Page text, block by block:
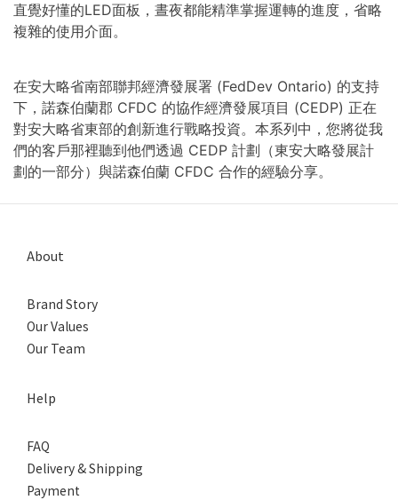
直覺好懂的LED面板，晝夜都能精準掌握運轉的進度，省略
複雜的使用介面。
在安大略省南部聯邦經濟發展署 (FedDev Ontario) 的支持
下，諾森伯蘭郡 CFDC 的協作經濟發展項目 (CEDP) 正在
對安大略省東部的創新進行戰略投資。本系列中，您將從我
們的客戶那裡聽到他們透過 CEDP 計劃（東安大略發展計
劃的一部分）與諾森伯蘭 CFDC 合作的經驗分享。
About
Brand Story
Our Values
Our Team
Help
FAQ
Delivery & Shipping
Payment